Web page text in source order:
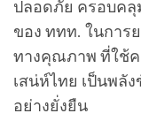
ปลอดภัย ครอบค
ของ ททท. ในการ
ทางคุณภาพ ที่ใช้
เสน่ห์ไทย เป็นพลั
อย่างยั่งยืน